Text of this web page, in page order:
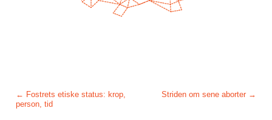
Post navigation Striden om sene aborter →
← Fostrets etiske status: krop,
person, tid